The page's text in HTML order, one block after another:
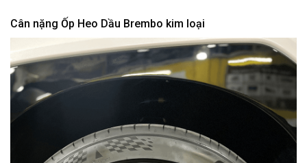
Cân nặng Ốp Heo Dầu Brembo kim loại